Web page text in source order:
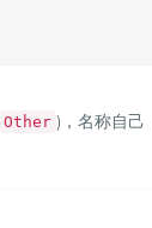
Other )，名称自己